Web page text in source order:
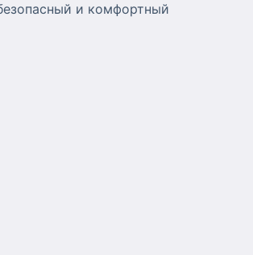
и комфортный